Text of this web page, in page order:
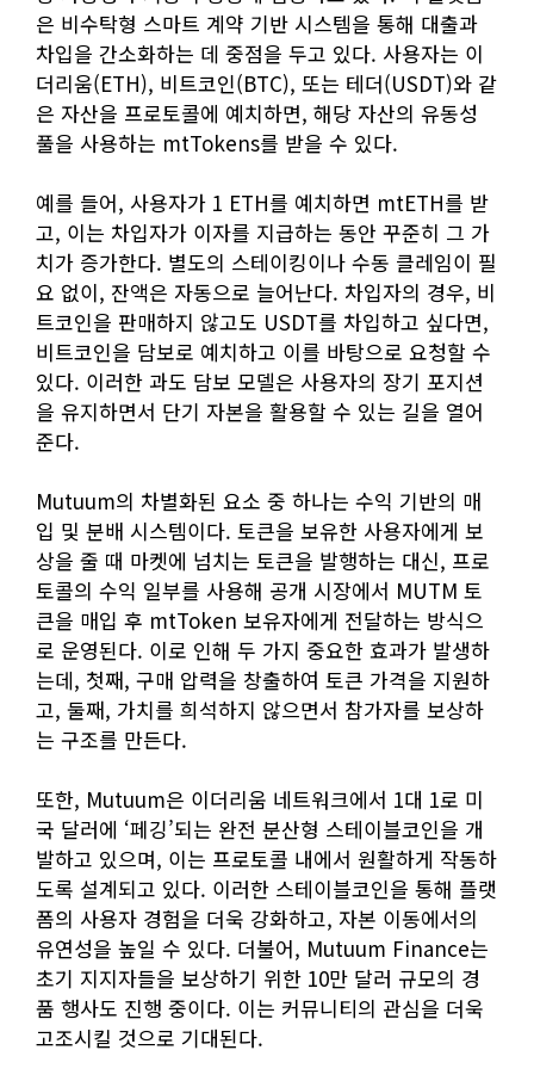
은 비수탁형 스마트 계약 기반 시스템을 통해 대출과
차입을 간소화하는 데 중점을 두고 있다. 사용자는 이
더리움(ETH), 비트코인(BTC), 또는 테더(USDT)와 같
은 자산을 프로토콜에 예치하면, 해당 자산의 유동성
풀을 사용하는 mtTokens를 받을 수 있다.
예를 들어, 사용자가 1 ETH를 예치하면 mtETH를 받
고, 이는 차입자가 이자를 지급하는 동안 꾸준히 그 가
치가 증가한다. 별도의 스테이킹이나 수동 클레임이 필
요 없이, 잔액은 자동으로 늘어난다. 차입자의 경우, 비
트코인을 판매하지 않고도 USDT를 차입하고 싶다면,
비트코인을 담보로 예치하고 이를 바탕으로 요청할 수
있다. 이러한 과도 담보 모델은 사용자의 장기 포지션
을 유지하면서 단기 자본을 활용할 수 있는 길을 열어
준다.
Mutuum의 차별화된 요소 중 하나는 수익 기반의 매
입 및 분배 시스템이다. 토큰을 보유한 사용자에게 보
상을 줄 때 마켓에 넘치는 토큰을 발행하는 대신, 프로
토콜의 수익 일부를 사용해 공개 시장에서 MUTM 토
큰을 매입 후 mtToken 보유자에게 전달하는 방식으
로 운영된다. 이로 인해 두 가지 중요한 효과가 발생하
는데, 첫째, 구매 압력을 창출하여 토큰 가격을 지원하
고, 둘째, 가치를 희석하지 않으면서 참가자를 보상하
는 구조를 만든다.
또한, Mutuum은 이더리움 네트워크에서 1대 1로 미
국 달러에 ‘페깅’되는 완전 분산형 스테이블코인을 개
발하고 있으며, 이는 프로토콜 내에서 원활하게 작동하
도록 설계되고 있다. 이러한 스테이블코인을 통해 플랫
폼의 사용자 경험을 더욱 강화하고, 자본 이동에서의
유연성을 높일 수 있다. 더불어, Mutuum Finance는
초기 지지자들을 보상하기 위한 10만 달러 규모의 경
품 행사도 진행 중이다. 이는 커뮤니티의 관심을 더욱
고조시킬 것으로 기대된다.